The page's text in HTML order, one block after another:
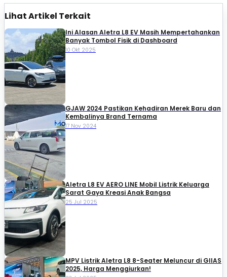
Lihat Artikel Terkait
Ini Alasan Aletra L8 EV Masih Mempertahankan
Banyak Tombol Fisik di Dashboard
10 Okt 2025
GJAW 2024 Pastikan Kehadiran Merek Baru dan
Kembalinya Brand Ternama
17 Nov 2024
Aletra L8 EV AERO LINE Mobil Listrik Keluarga
Sarat Gaya Kreasi Anak Bangsa
25 Jul 2025
MPV Listrik Aletra L8 8-Seater Meluncur di GIIAS
2025, Harga Menggiurkan!